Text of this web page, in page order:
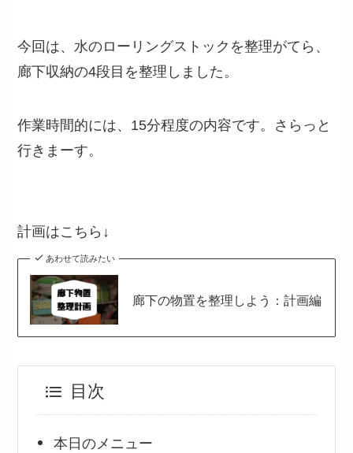
今回は、水のローリングストックを整理がてら、
廊下収納の4段目を整理しました。
作業時間的には、15分程度の内容です。さらっと
行きまーす。
計画はこちら↓
あわせて読みたい
廊下の物置を整理しよう：計画編
目次
本日のメニュー